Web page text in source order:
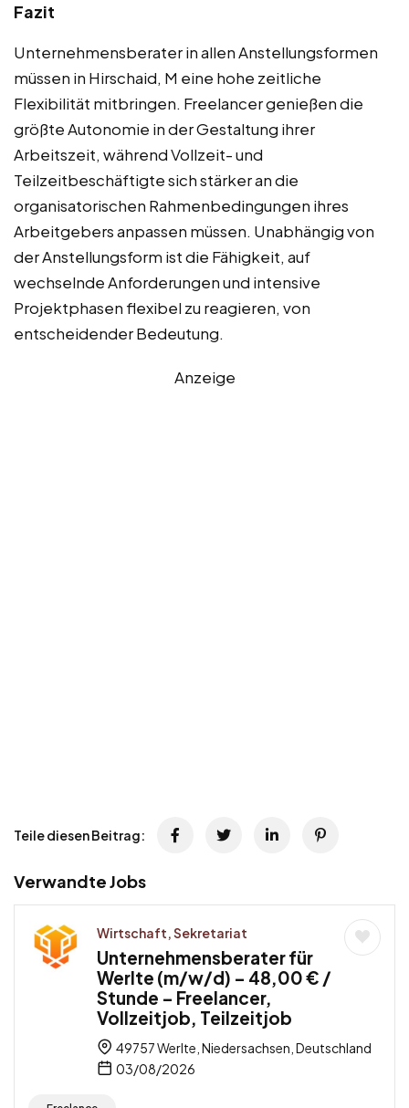
Fazit
Unternehmensberater in allen Anstellungsformen
müssen in Hirschaid, M eine hohe zeitliche
Flexibilität mitbringen. Freelancer genießen die
größte Autonomie in der Gestaltung ihrer
Arbeitszeit, während Vollzeit- und
Teilzeitbeschäftigte sich stärker an die
organisatorischen Rahmenbedingungen ihres
Arbeitgebers anpassen müssen. Unabhängig von
der Anstellungsform ist die Fähigkeit, auf
wechselnde Anforderungen und intensive
Projektphasen flexibel zu reagieren, von
entscheidender Bedeutung.
Anzeige
Teile diesen Beitrag:
Verwandte Jobs
Wirtschaft, Sekretariat
Unternehmensberater für
Werlte (m/w/d) – 48,00 € /
Stunde – Freelancer,
Vollzeitjob, Teilzeitjob
49757 Werlte, Niedersachsen, Deutschland
03/08/2026